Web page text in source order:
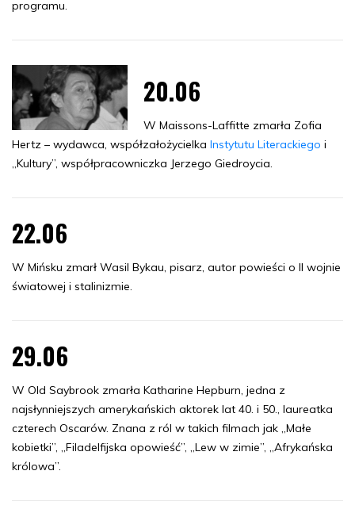
programu.
20.06
W Maissons-Laffitte zmarła Zofia
Hertz – wydawca, współzałożycielka Instytutu Literackiego i
„Kultury”, współpracowniczka Jerzego Giedroycia.
22.06
W Mińsku zmarł Wasil Bykau, pisarz, autor powieści o II wojnie
światowej i stalinizmie.
29.06
W Old Saybrook zmarła Katharine Hepburn, jedna z
najsłynniejszych amerykańskich aktorek lat 40. i 50., laureatka
czterech Oscarów. Znana z ról w takich filmach jak „Małe
kobietki”, „Filadelfijska opowieść”, „Lew w zimie”, „Afrykańska
królowa”.